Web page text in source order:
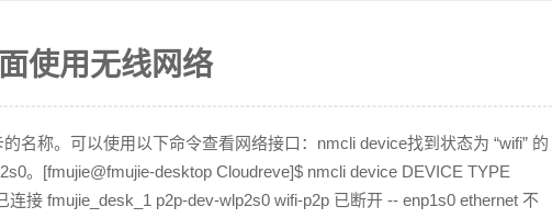
使用无线网络
名称。可以使用以下命令查看网络接口：nmcli device找到状态为 “wifi” 的
。[fmujie@fmujie-desktop Cloudreve]$ nmcli device DEVICE TYPE
接 fmujie_desk_1 p2p-dev-wlp2s0 wifi-p2p 已断开 -- enp1s0 ethernet 不